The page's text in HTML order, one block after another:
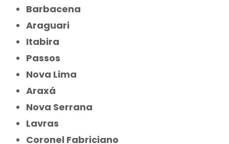
Barbacena
Araguari
Itabira
Passos
Nova Lima
Araxá
Nova Serrana
Lavras
Coronel Fabriciano